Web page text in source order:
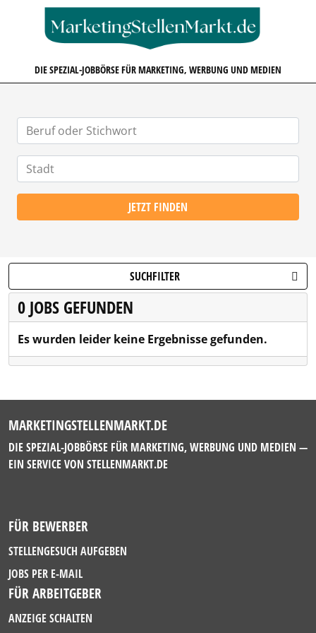
DIE SPEZIAL-JOBBÖRSE FÜR MARKETING, WERBUNG UND MEDIEN
JETZT FINDEN
SUCHFILTER
0 JOBS GEFUNDEN
Es wurden leider keine Ergebnisse gefunden.
MARKETINGSTELLENMARKT.DE
DIE SPEZIAL-JOBBÖRSE FÜR MARKETING, WERBUNG UND MEDIEN —
EIN SERVICE VON STELLENMARKT.DE
FÜR BEWERBER
STELLENGESUCH AUFGEBEN
JOBS PER E-MAIL
FÜR ARBEITGEBER
ANZEIGE SCHALTEN